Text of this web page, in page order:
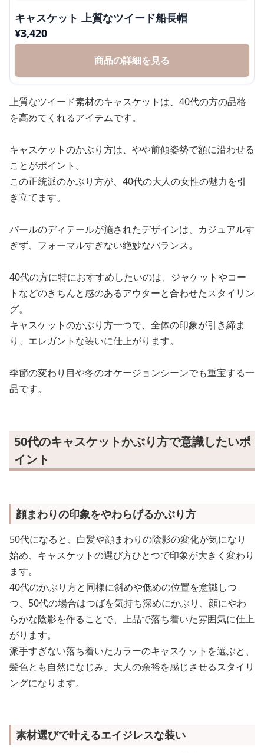
キャスケット 上質なツイード船長帽
¥3,420
商品の詳細を見る
上質なツイード素材のキャスケットは、40代の方の品格
を高めてくれるアイテムです。
キャスケットのかぶり方は、やや前傾姿勢で額に沿わせる
ことがポイント。
この正統派のかぶり方が、40代の大人の女性の魅力を引
き立てます。
パールのディテールが施されたデザインは、カジュアルす
ぎず、フォーマルすぎない絶妙なバランス。
40代の方に特におすすめしたいのは、ジャケットやコー
トなどのきちんと感のあるアウターと合わせたスタイリン
グ。
キャスケットのかぶり方一つで、全体の印象が引き締ま
り、エレガントな装いに仕上がります。
季節の変わり目や冬のオケージョンシーンでも重宝する一
品です。
50代のキャスケットかぶり方で意識したいポ
イント
顔まわりの印象をやわらげるかぶり方
50代になると、白髪や顔まわりの陰影の変化が気になり
始め、キャスケットの選び方ひとつで印象が大きく変わり
ます。
40代のかぶり方と同様に斜めや低めの位置を意識しつ
つ、50代の場合はつばを気持ち深めにかぶり、顔にやわ
らかな陰影を作ることで、上品で落ち着いた雰囲気に仕上
がります。
派手すぎない落ち着いたカラーのキャスケットを選ぶと、
髪色とも自然になじみ、大人の余裕を感じさせるスタイリ
ングになります。
素材選びで叶えるエイジレスな装い